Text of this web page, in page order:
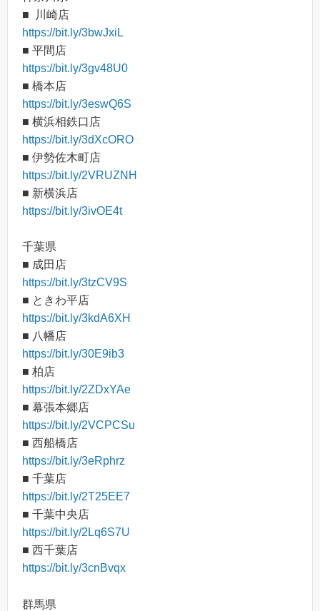
■ 川崎店
https://bit.ly/3bwJxiL
■ 平間店
https://bit.ly/3gv48U0
■ 橋本店
https://bit.ly/3eswQ6S
■ 横浜相鉄口店
https://bit.ly/3dXcORO
■ 伊勢佐木町店
https://bit.ly/2VRUZNH
■ 新横浜店
https://bit.ly/3ivOE4t
千葉県
■ 成田店
https://bit.ly/3tzCV9S
■ ときわ平店
https://bit.ly/3kdA6XH
■ 八幡店
https://bit.ly/30E9ib3
■ 柏店
https://bit.ly/2ZDxYAe
■ 幕張本郷店
https://bit.ly/2VCPCSu
■ 西船橋店
https://bit.ly/3eRphrz
■ 千葉店
https://bit.ly/2T25EE7
■ 千葉中央店
https://bit.ly/2Lq6S7U
■ 西千葉店
https://bit.ly/3cnBvqx
群馬県